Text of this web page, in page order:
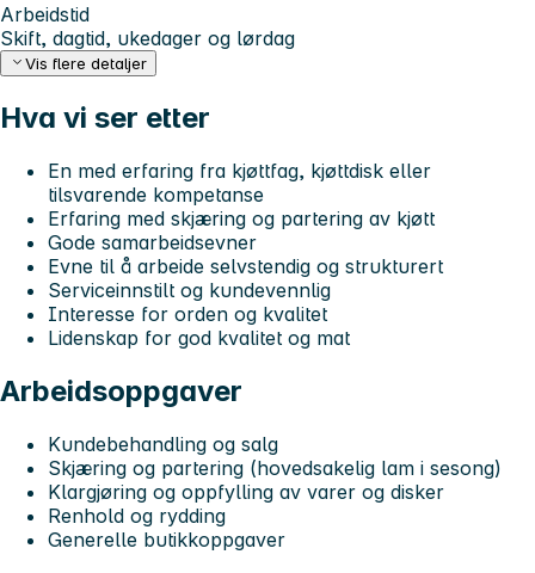
Arbeidstid
Skift, dagtid, ukedager og lørdag
Vis flere detaljer
Hva vi ser etter
En med erfaring fra kjøttfag, kjøttdisk eller
tilsvarende kompetanse
Erfaring med skjæring og partering av kjøtt
Gode samarbeidsevner
Evne til å arbeide selvstendig og strukturert
Serviceinnstilt og kundevennlig
Interesse for orden og kvalitet
Lidenskap for god kvalitet og mat
Arbeidsoppgaver
Kundebehandling og salg
Skjæring og partering (hovedsakelig lam i sesong)
Klargjøring og oppfylling av varer og disker
Renhold og rydding
Generelle butikkoppgaver